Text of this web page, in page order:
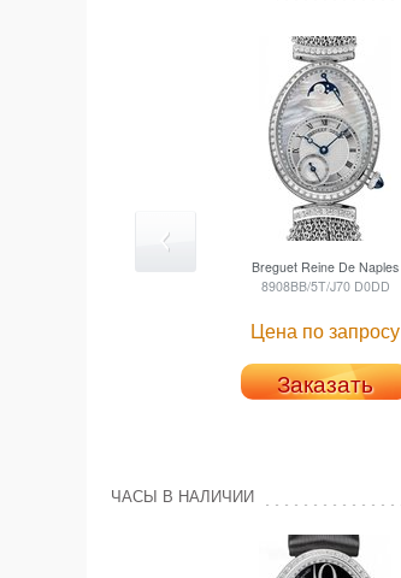
Breguet Reine De Naples
8908BB/5T/J70 D0DD
Цена по запросу
Заказать
ЧАСЫ В НАЛИЧИИ